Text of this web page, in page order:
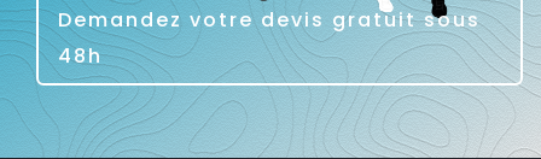
Demandez votre devis gratuit sous
48h